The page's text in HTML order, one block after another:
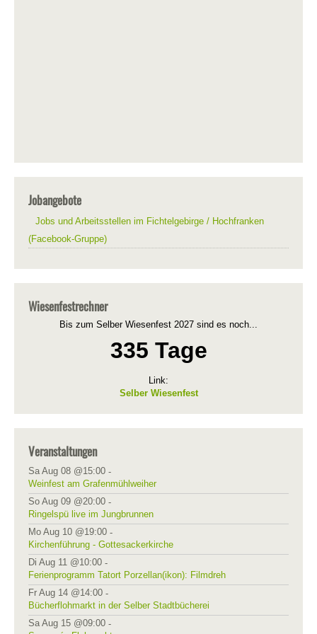
Jobangebote
Jobs und Arbeitsstellen im Fichtelgebirge / Hochfranken
(Facebook-Gruppe)
Wiesenfestrechner
Bis zum Selber Wiesenfest 2027 sind es noch...
335 Tage
Link:
Selber Wiesenfest
Veranstaltungen
Sa Aug 08 @15:00 -
Weinfest am Grafenmühlweiher
So Aug 09 @20:00 -
Ringelspü live im Jungbrunnen
Mo Aug 10 @19:00 -
Kirchenführung - Gottesackerkirche
Di Aug 11 @10:00 -
Ferienprogramm Tatort Porzellan(ikon): Filmdreh
Fr Aug 14 @14:00 -
Bücherflohmarkt in der Selber Stadtbücherei
Sa Aug 15 @09:00 -